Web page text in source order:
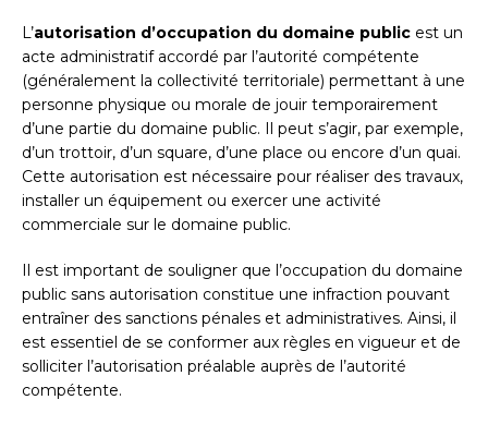
L’autorisation d’occupation du domaine public est un
acte administratif accordé par l’autorité compétente
(généralement la collectivité territoriale) permettant à une
personne physique ou morale de jouir temporairement
d’une partie du domaine public. Il peut s’agir, par exemple,
d’un trottoir, d’un square, d’une place ou encore d’un quai.
Cette autorisation est nécessaire pour réaliser des travaux,
installer un équipement ou exercer une activité
commerciale sur le domaine public.
Il est important de souligner que l’occupation du domaine
public sans autorisation constitue une infraction pouvant
entraîner des sanctions pénales et administratives. Ainsi, il
est essentiel de se conformer aux règles en vigueur et de
solliciter l’autorisation préalable auprès de l’autorité
compétente.